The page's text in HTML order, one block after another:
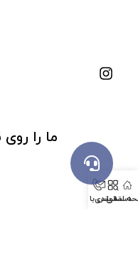
ما را
اصلی
دسته بندی
تماس با ما